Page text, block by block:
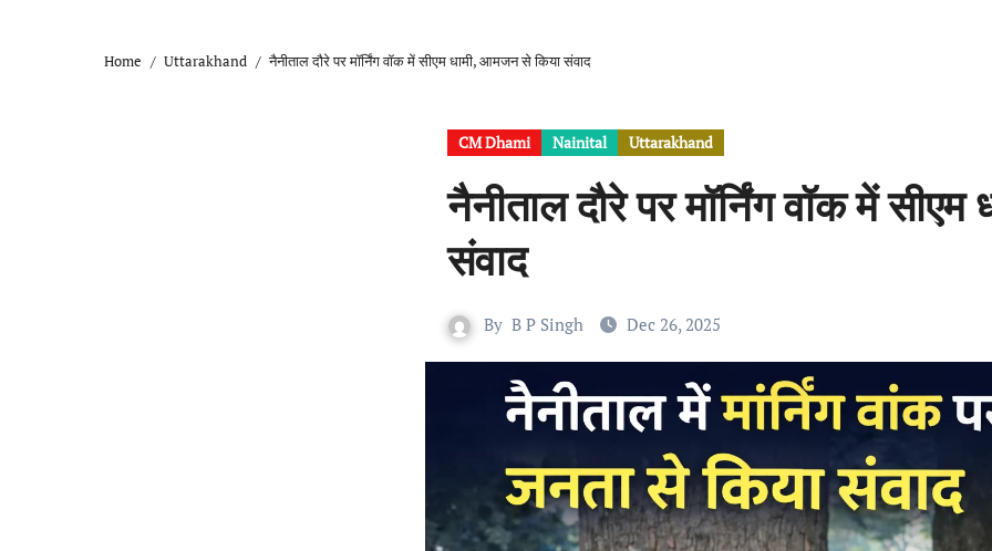
Home Uttarakhand नैनीताल दौरे पर मॉर्निंग वॉक में सीएम धामी, आमजन से किया संवाद
CM Dhami Nainital Uttarakhand
नैनीताल दौरे पर मॉर्निंग वॉक में
संवाद
By B P Singh Dec 26, 2025